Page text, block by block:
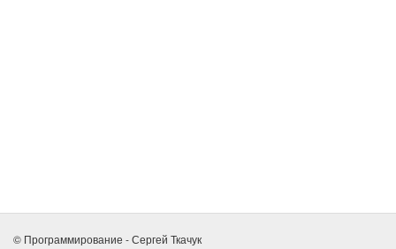
© Программирование - Сергей Ткачук